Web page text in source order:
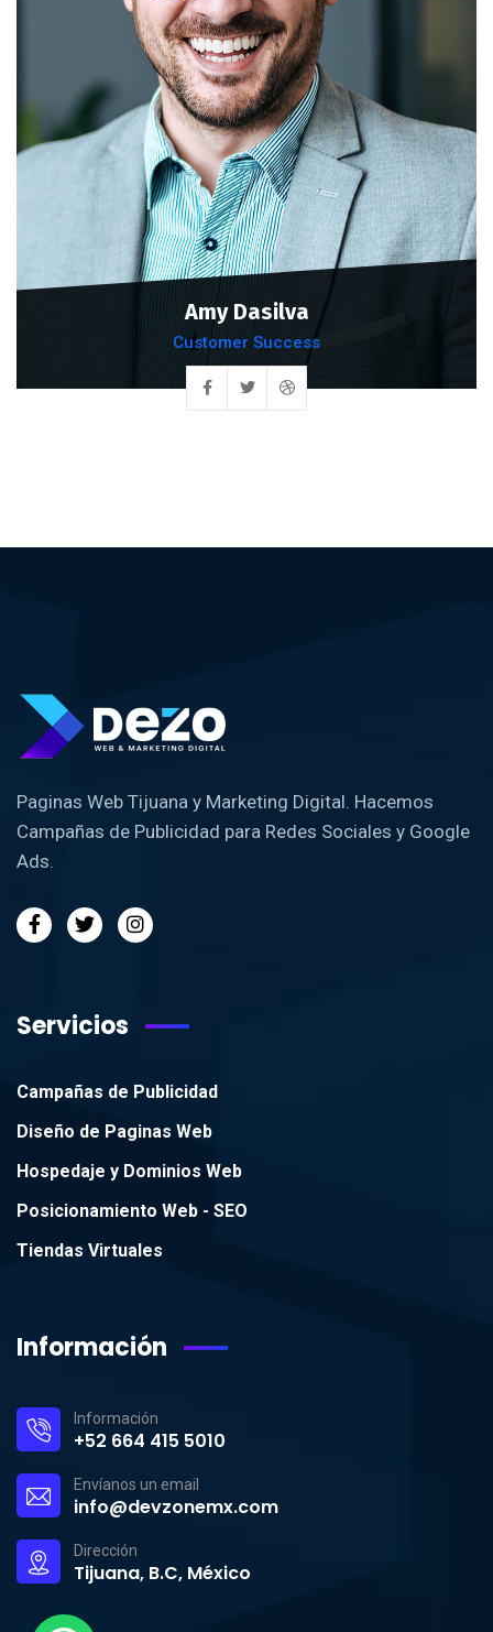
Amy Dasilva
Customer Success
Paginas Web Tijuana y Marketing Digital. Hacemos
Campañas de Publicidad para Redes Sociales y Google
Ads.
Servicios
Campañas de Publicidad
Diseño de Paginas Web
Hospedaje y Dominios Web
Posicionamiento Web - SEO
Tiendas Virtuales
Información
Información
+52 664 415 5010
Envíanos un email
info@devzonemx.com
Dirección
Tijuana, B.C, México